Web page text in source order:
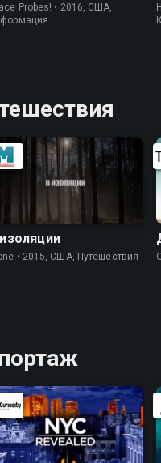
Probes! • 2016, США,
• 2015, США, Путешествия